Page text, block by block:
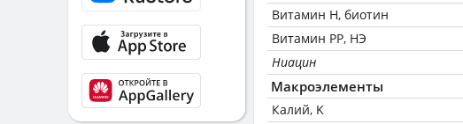
Витамин Н, биотин
Витамин РР, НЭ
Ниацин
Макроэлементы
Калий, K